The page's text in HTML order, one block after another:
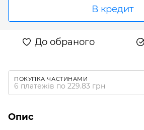
В кредит
До обраного
ПОКУПКА ЧАСТИНАМИ
6 платежів по 229.83 грн
Опис